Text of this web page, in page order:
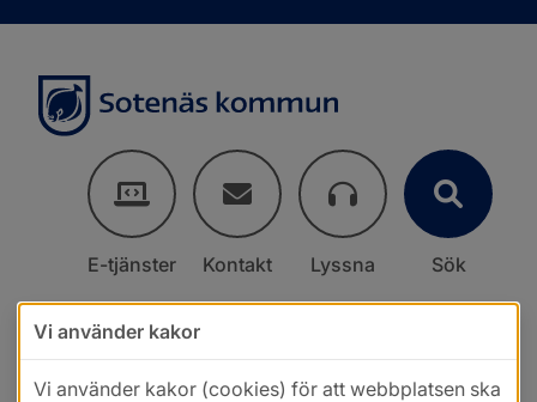
E-tjänster Kontakt Lyssna Sök
Vi använder kakor
Vi använder kakor (cookies) för att webbplatsen ska